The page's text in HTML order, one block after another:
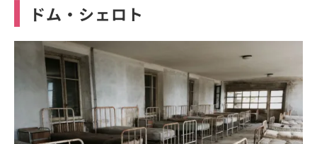
ドム・シェロト